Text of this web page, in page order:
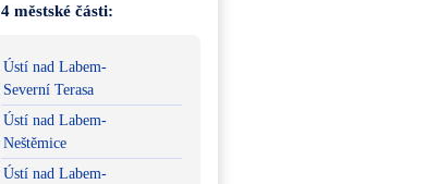
4 městské části:
Ústí nad Labem-
Severní Terasa
Ústí nad Labem-
Neštěmice
Ústí nad Labem-